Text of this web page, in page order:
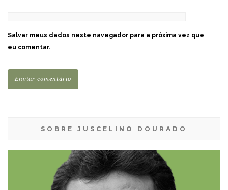
Salvar meus dados neste navegador para a próxima vez que
eu comentar.
SOBRE JUSCELINO DOURADO